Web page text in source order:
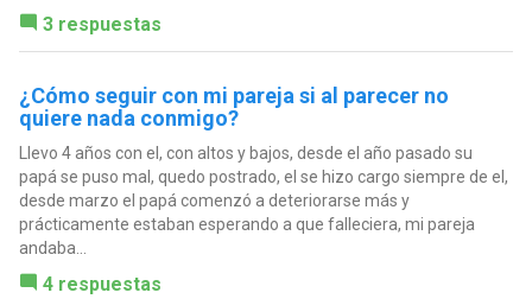
3 respuestas
¿Cómo seguir con mi pareja si al parecer no
quiere nada conmigo?
Llevo 4 años con el, con altos y bajos, desde el año pasado su
papá se puso mal, quedo postrado, el se hizo cargo siempre de el,
desde marzo el papá comenzó a deteriorarse más y
prácticamente estaban esperando a que falleciera, mi pareja
andaba...
4 respuestas